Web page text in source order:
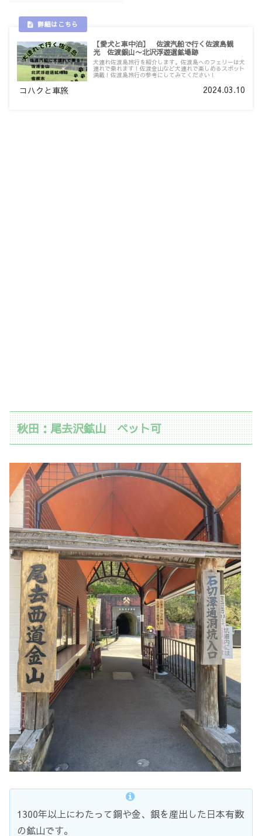
【愛犬と車中泊】 佐渡汽船で行く佐渡島観
光 佐渡銀山〜北沢浮遊選鉱場跡
犬連れ佐渡島旅行を紹介します。佐渡島へのフェリーは犬
連れで乗れます！佐渡金山など犬連れで楽しめるスポット
満載！佐渡島旅行の参考にしてみてください！
コハクと車旅 2024.03.10
秋田：尾去沢鉱山 ペット可
1300年以上にわたって銅や金、銀を産出した日本有数
の鉱山です。